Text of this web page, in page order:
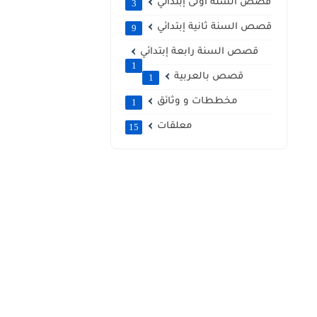
قصص السنة أولى إبتدائي 3
قصص السنة ثانية إبتدائي 9
قصص السنة رابعة إبتدائي
1
قصص بالعربية
1
مخططات و وثائق 1
معلقات 15